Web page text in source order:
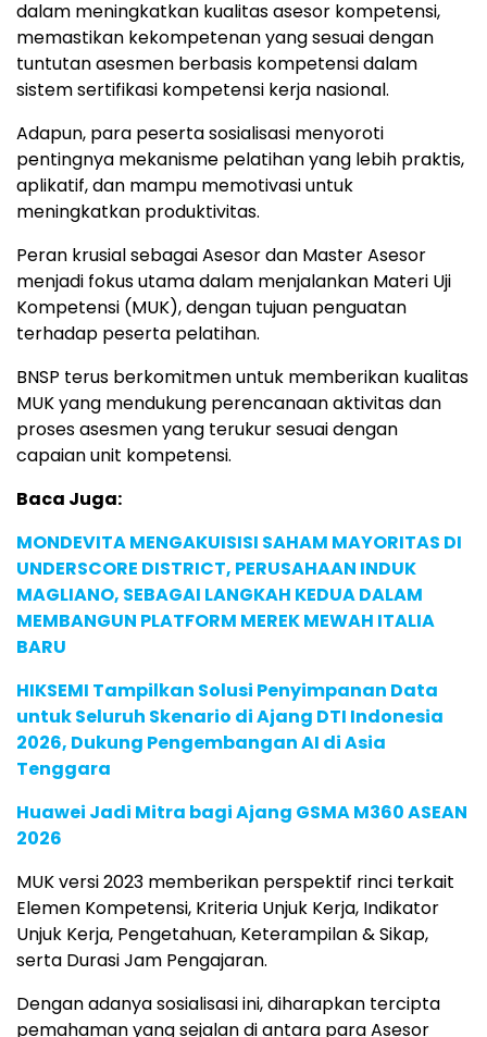
dalam meningkatkan kualitas asesor kompetensi,
memastikan kekompetenan yang sesuai dengan
tuntutan asesmen berbasis kompetensi dalam
sistem sertifikasi kompetensi kerja nasional.
Adapun, para peserta sosialisasi menyoroti
pentingnya mekanisme pelatihan yang lebih praktis,
aplikatif, dan mampu memotivasi untuk
meningkatkan produktivitas.
Peran krusial sebagai Asesor dan Master Asesor
menjadi fokus utama dalam menjalankan Materi Uji
Kompetensi (MUK), dengan tujuan penguatan
terhadap peserta pelatihan.
BNSP terus berkomitmen untuk memberikan kualitas
MUK yang mendukung perencanaan aktivitas dan
proses asesmen yang terukur sesuai dengan
capaian unit kompetensi.
Baca Juga:
MONDEVITA MENGAKUISISI SAHAM MAYORITAS DI
UNDERSCORE DISTRICT, PERUSAHAAN INDUK
MAGLIANO, SEBAGAI LANGKAH KEDUA DALAM
MEMBANGUN PLATFORM MEREK MEWAH ITALIA
BARU
HIKSEMI Tampilkan Solusi Penyimpanan Data
untuk Seluruh Skenario di Ajang DTI Indonesia
2026, Dukung Pengembangan AI di Asia
Tenggara
Huawei Jadi Mitra bagi Ajang GSMA M360 ASEAN
2026
MUK versi 2023 memberikan perspektif rinci terkait
Elemen Kompetensi, Kriteria Unjuk Kerja, Indikator
Unjuk Kerja, Pengetahuan, Keterampilan & Sikap,
serta Durasi Jam Pengajaran.
Dengan adanya sosialisasi ini, diharapkan tercipta
pemahaman yang sejalan di antara para Asesor